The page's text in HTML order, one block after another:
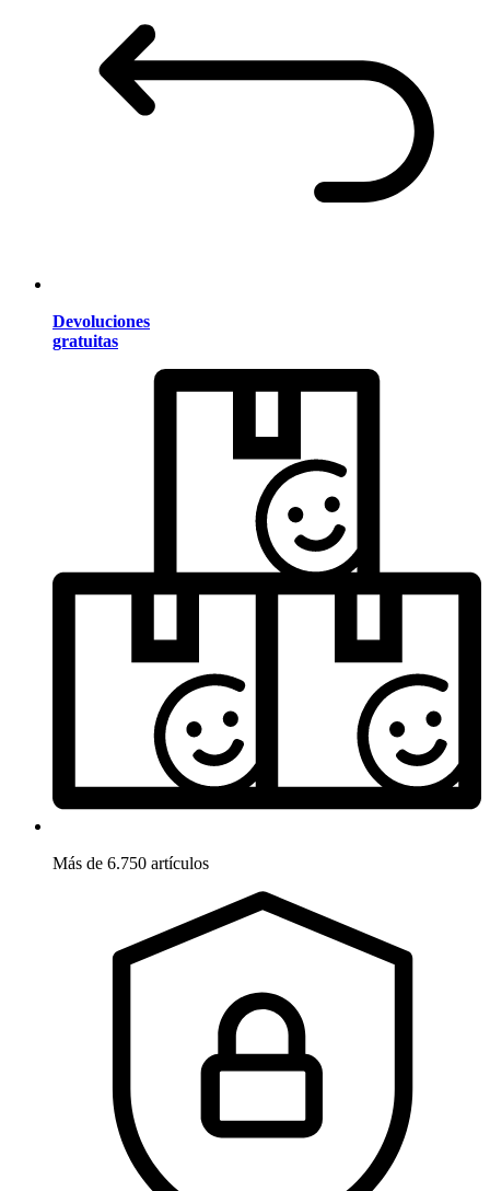
Devoluciones
gratuitas
Más de 6.750 artículos